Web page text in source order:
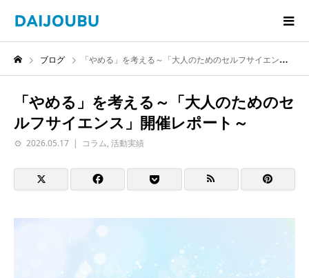
ブログ 「やめる」を考える～「大人のためのセルフサイエンス」開催レポート～
「やめる」を考える～「大人のためのセ
ルフサイエンス」開催レポート～
2026.05.17 コラム, 活動実績